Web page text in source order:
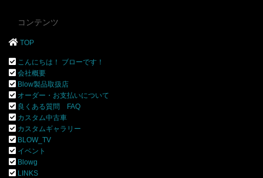
コンテンツ
TOP
こんにちは！ ブローです！
会社概要
Blow製品取扱店
オーダー・お支払いについて
良くある質問 FAQ
カスタム中古車
カスタムギャラリー
BLOW_TV
イベント
Blowg
LINKS